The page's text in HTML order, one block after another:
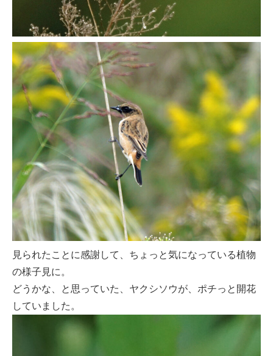
見られたことに感謝して、ちょっと気になっている植物
の様子見に。
どうかな、と思っていた、ヤクシソウが、ポチっと開花
していました。